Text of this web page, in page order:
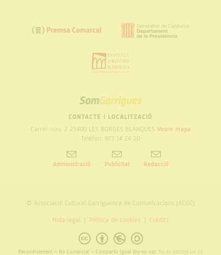
SOM
GARRIGUES
CONTACTE I LOCALITZACIÓ
Carrer nou, 2 25400 LES BORGES BLANQUES Veure mapa
Telèfon: 973 14 24 20
Administració Publicitat Redacció
© Associació Cultural Garriguenca de Comunicacions (ACGC)
Nota legal Politica de cookies Crèdits
Reconeixement – No Comercial – Compartir Igual (by-nc-sa): No es permet un ús